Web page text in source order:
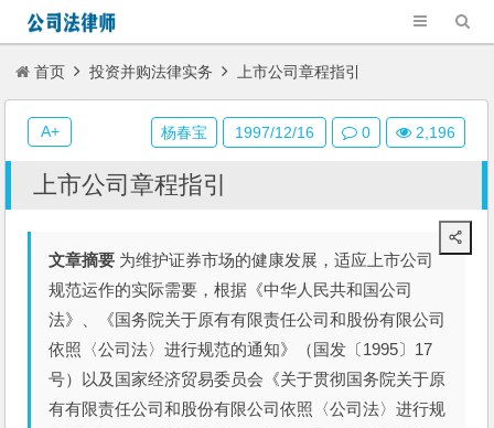
首页 投资并购法律实务 上市公司章程指引
上市公司章程指引
文章摘要 为维护证券市场的健康发展，适应上市公司
规范运作的实际需要，根据《中华人民共和国公司
法》、《国务院关于原有有限责任公司和股份有限公司
依照〈公司法〉进行规范的通知》（国发〔1995〕17
号）以及国家经济贸易委员会《关于贯彻国务院关于原
有有限责任公司和股份有限公司依照〈公司法〉进行规
杨春宝 1997/12/16 0 2,196
A+